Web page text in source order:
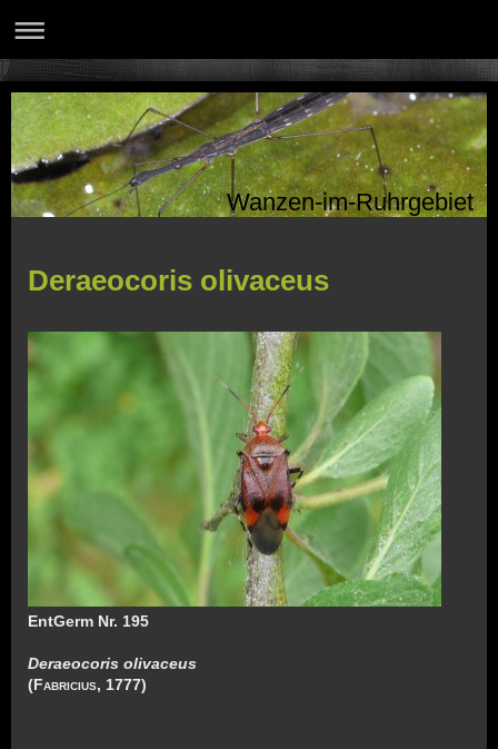
Wanzen-im-Ruhrgebiet
Deraeocoris olivaceus
EntGerm Nr. 195
Deraeocoris olivaceus
(Fabricius, 1777)